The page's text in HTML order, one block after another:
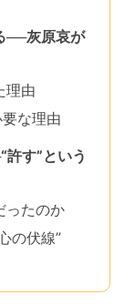
──灰原哀が
理由
な理由
す”という
ったのか
の伏線”